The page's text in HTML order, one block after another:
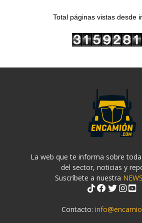
Total páginas vistas desde
La web que te informa sobre
del sector, noticias y
Suscríbete a nuestra
Contacto: